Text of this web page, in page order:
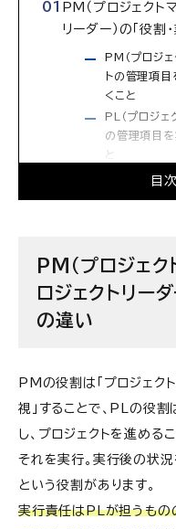
目
PM（プロジェクト
リーダー）の「役割
PM（プロジェ
トの管理項
くこと
PL（プロジェ
の管理項目を
と
のスコープ精
PL（プロジェ
や「急な技術
PM（プロジ
読んだり、リ
PL（プロジェ
りに完了させ
PM（プロジェクト
リーダー）に「必要
PM（プロジェク
ロジェクトリーダ
の違い
PMの役割は「プロジェク
視」することで、PLの役
し、プロジェクトを進める
それを実行。実行後の状
という役割があります。
実行責任はPLが担うもの